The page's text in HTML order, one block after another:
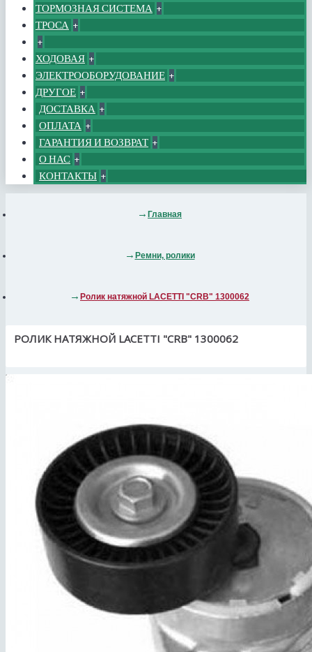
ТОРМОЗНАЯ СИСТЕМА +
ТРОСА +
+
ХОДОВАЯ +
ЭЛЕКТРООБОРУДОВАНИЕ +
ДРУГОЕ +
ДОСТАВКА +
ОПЛАТА +
ГАРАНТИЯ И ВОЗВРАТ +
О НАС +
КОНТАКТЫ +
Главная
Ремни, ролики
Ролик натяжной LACETTI "CRB" 1300062
РОЛИК НАТЯЖНОЙ LACETTI "CRB" 1300062